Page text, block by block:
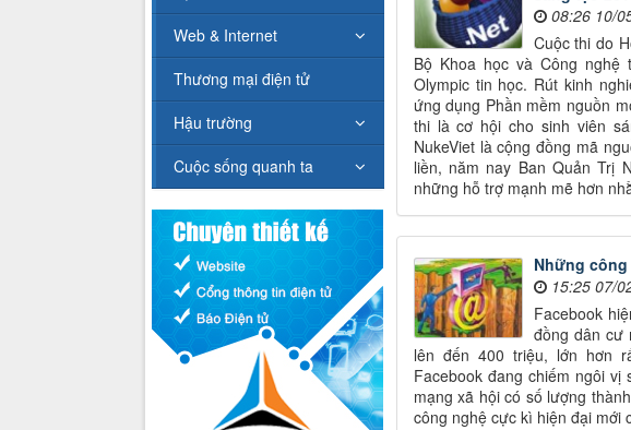
08:26 10/
Cuộc thi do
Bộ Khoa học và Công
Olympic tin học. Rút kinh
ứng dụng Phần mềm nguồn
thi là cơ hội cho sinh viên
NukeViet là cộng đồng mã
liền, năm nay Ban Quản Trị
những hỗ trợ mạnh mẽ hơn
Những
15:25 07/
Facebook
đồng dân cư
lên đến 400 triệu, lớn hơn
Facebook đang chiếm ngôi
mạng xã hội có số lượng
công nghệ cực kì hiện đại mới
Web & Internet
Thương mại điện tử
Hậu trường
Cuộc sống quanh ta